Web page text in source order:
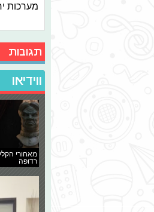
מערכות
תגובות
ווידיאו
מאחורי
רדופה